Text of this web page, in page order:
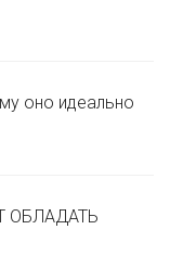
оно идеально
ОБЛАДАТЬ